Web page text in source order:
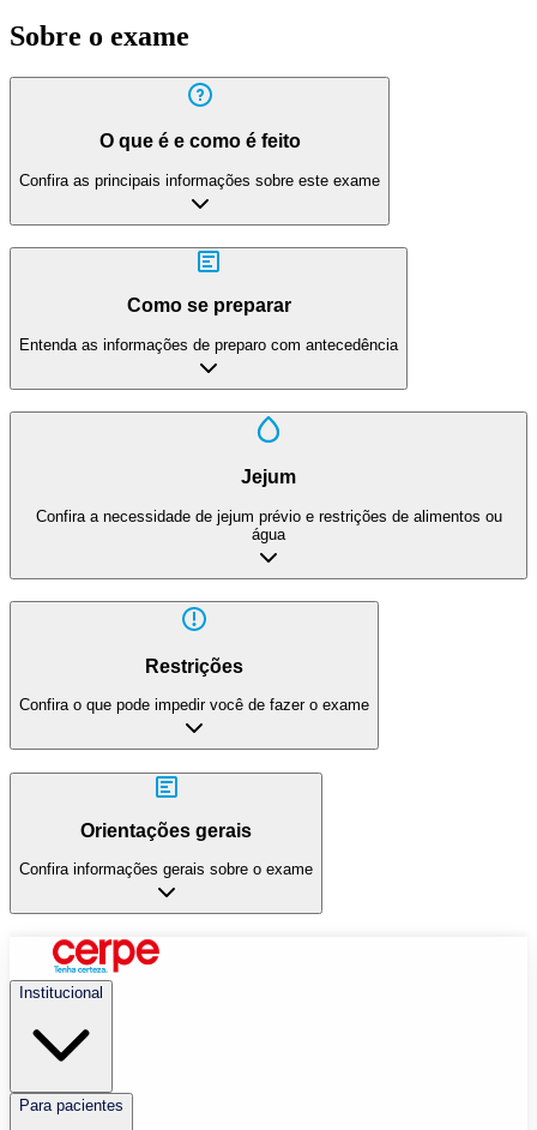
Sobre o exame
O que é e como é feito
Confira as principais informações sobre este exame
Como se preparar
Entenda as informações de preparo com antecedência
Jejum
Confira a necessidade de jejum prévio e restrições de alimentos ou
água
Restrições
Confira o que pode impedir você de fazer o exame
Orientações gerais
Confira informações gerais sobre o exame
Institucional
Para pacientes